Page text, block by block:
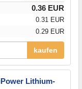
0.36 EUR
0.31 EUR
0.29 EUR
kaufen
Lithium-